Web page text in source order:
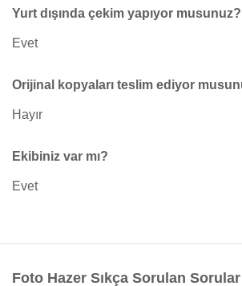
Yurt dışında çekim yapıyor musunuz?
Evet
Orijinal kopyaları teslim ediyor
Hayır
Ekibiniz var mı?
Evet
Foto Hazer Sıkça Sorulan Sorular